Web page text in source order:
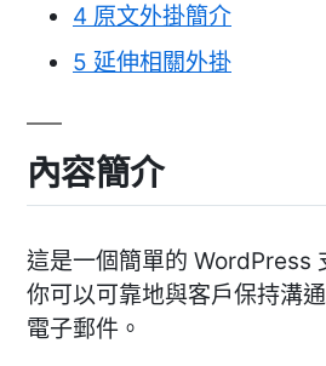
4 原文外掛簡介
5 延伸相關外掛
內容簡介
這是一個簡單的 WordPress
你可以可靠地與客戶保持溝
電子郵件。